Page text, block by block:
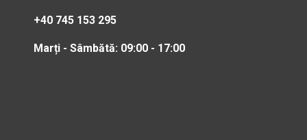
+40 745 153 295
Marți - Sâmbătă: 09:00 - 17:00